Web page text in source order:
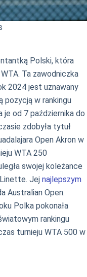
Polski, która
Ta zawodniczka
2024 jest uznawany
pozycją w rankingu
je od 7 października do
zdobyła tytuł
Open Akron w
WTA 250
swojej koleżance
Jej najlepszym
Australian Open.
Polka pokonała
rankingu
turnieju WTA 500 w